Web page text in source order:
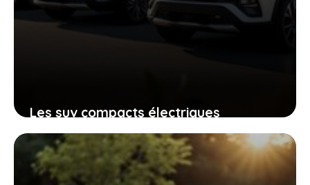
Les suv compacts électriques
abordables de fiat grizzly qui vont
transformer vos trajets quotidiens
28 mai 2026